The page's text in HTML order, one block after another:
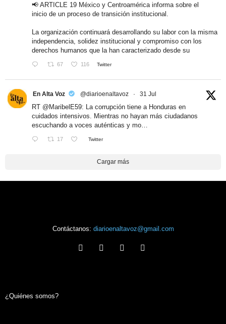
📢 ARTICLE 19 México y Centroamérica informa sobre el
inicio de un proceso de transición institucional.
La organización continuará desarrollando su labor con la misma
independencia, solidez institucional y compromiso con los
derechos humanos que la han caracterizado desde su
67 116 Twitter
En Alta Voz @diarioenaltavoz · 31 Jul
RT @MaribelE59: La corrupción tiene a Honduras en
cuidados intensivos. Mientras no hayan más ciudadanos
escuchando a voces auténticas y mo…
17 Twitter
Cargar más
Contáctanos: diarioenaltavoz@gmail.com
¿Quiénes somos?